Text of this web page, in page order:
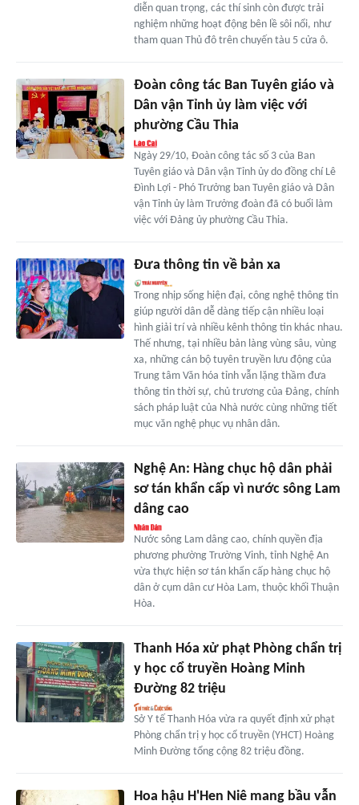
diễn quan trọng, các thí sinh còn được trải
nghiệm những hoạt động bên lề sôi nổi, như
tham quan Thủ đô trên chuyến tàu 5 cửa ô.
Đoàn công tác Ban Tuyên giáo và
Dân vận Tỉnh ủy làm việc với
phường Cầu Thia
Ngày 29/10, Đoàn công tác số 3 của Ban
Tuyên giáo và Dân vận Tỉnh ủy do đồng chí Lê
Đình Lợi - Phó Trưởng ban Tuyên giáo và Dân
vận Tỉnh ủy làm Trưởng đoàn đã có buổi làm
việc với Đảng ủy phường Cầu Thia.
Đưa thông tin về bản xa
Trong nhịp sống hiện đại, công nghệ thông tin
giúp người dân dễ dàng tiếp cận nhiều loại
hình giải trí và nhiều kênh thông tin khác nhau.
Thế nhưng, tại nhiều bản làng vùng sâu, vùng
xa, những cán bộ tuyên truyền lưu động của
Trung tâm Văn hóa tỉnh vẫn lặng thầm đưa
thông tin thời sự, chủ trương của Đảng, chính
sách pháp luật của Nhà nước cùng những tiết
mục văn nghệ phục vụ nhân dân.
Nghệ An: Hàng chục hộ dân phải
sơ tán khẩn cấp vì nước sông Lam
dâng cao
Nước sông Lam dâng cao, chính quyền địa
phương phường Trường Vinh, tỉnh Nghệ An
vừa thực hiện sơ tán khẩn cấp hàng chục hộ
dân ở cụm dân cư Hòa Lam, thuộc khối Thuận
Hòa.
Thanh Hóa xử phạt Phòng chẩn trị
y học cổ truyền Hoàng Minh
Đường 82 triệu
Sở Y tế Thanh Hóa vừa ra quyết định xử phạt
Phòng chẩn trị y học cổ truyền (YHCT) Hoàng
Minh Đường tổng cộng 82 triệu đồng.
Hoa hậu H'Hen Niê mang bầu vẫn